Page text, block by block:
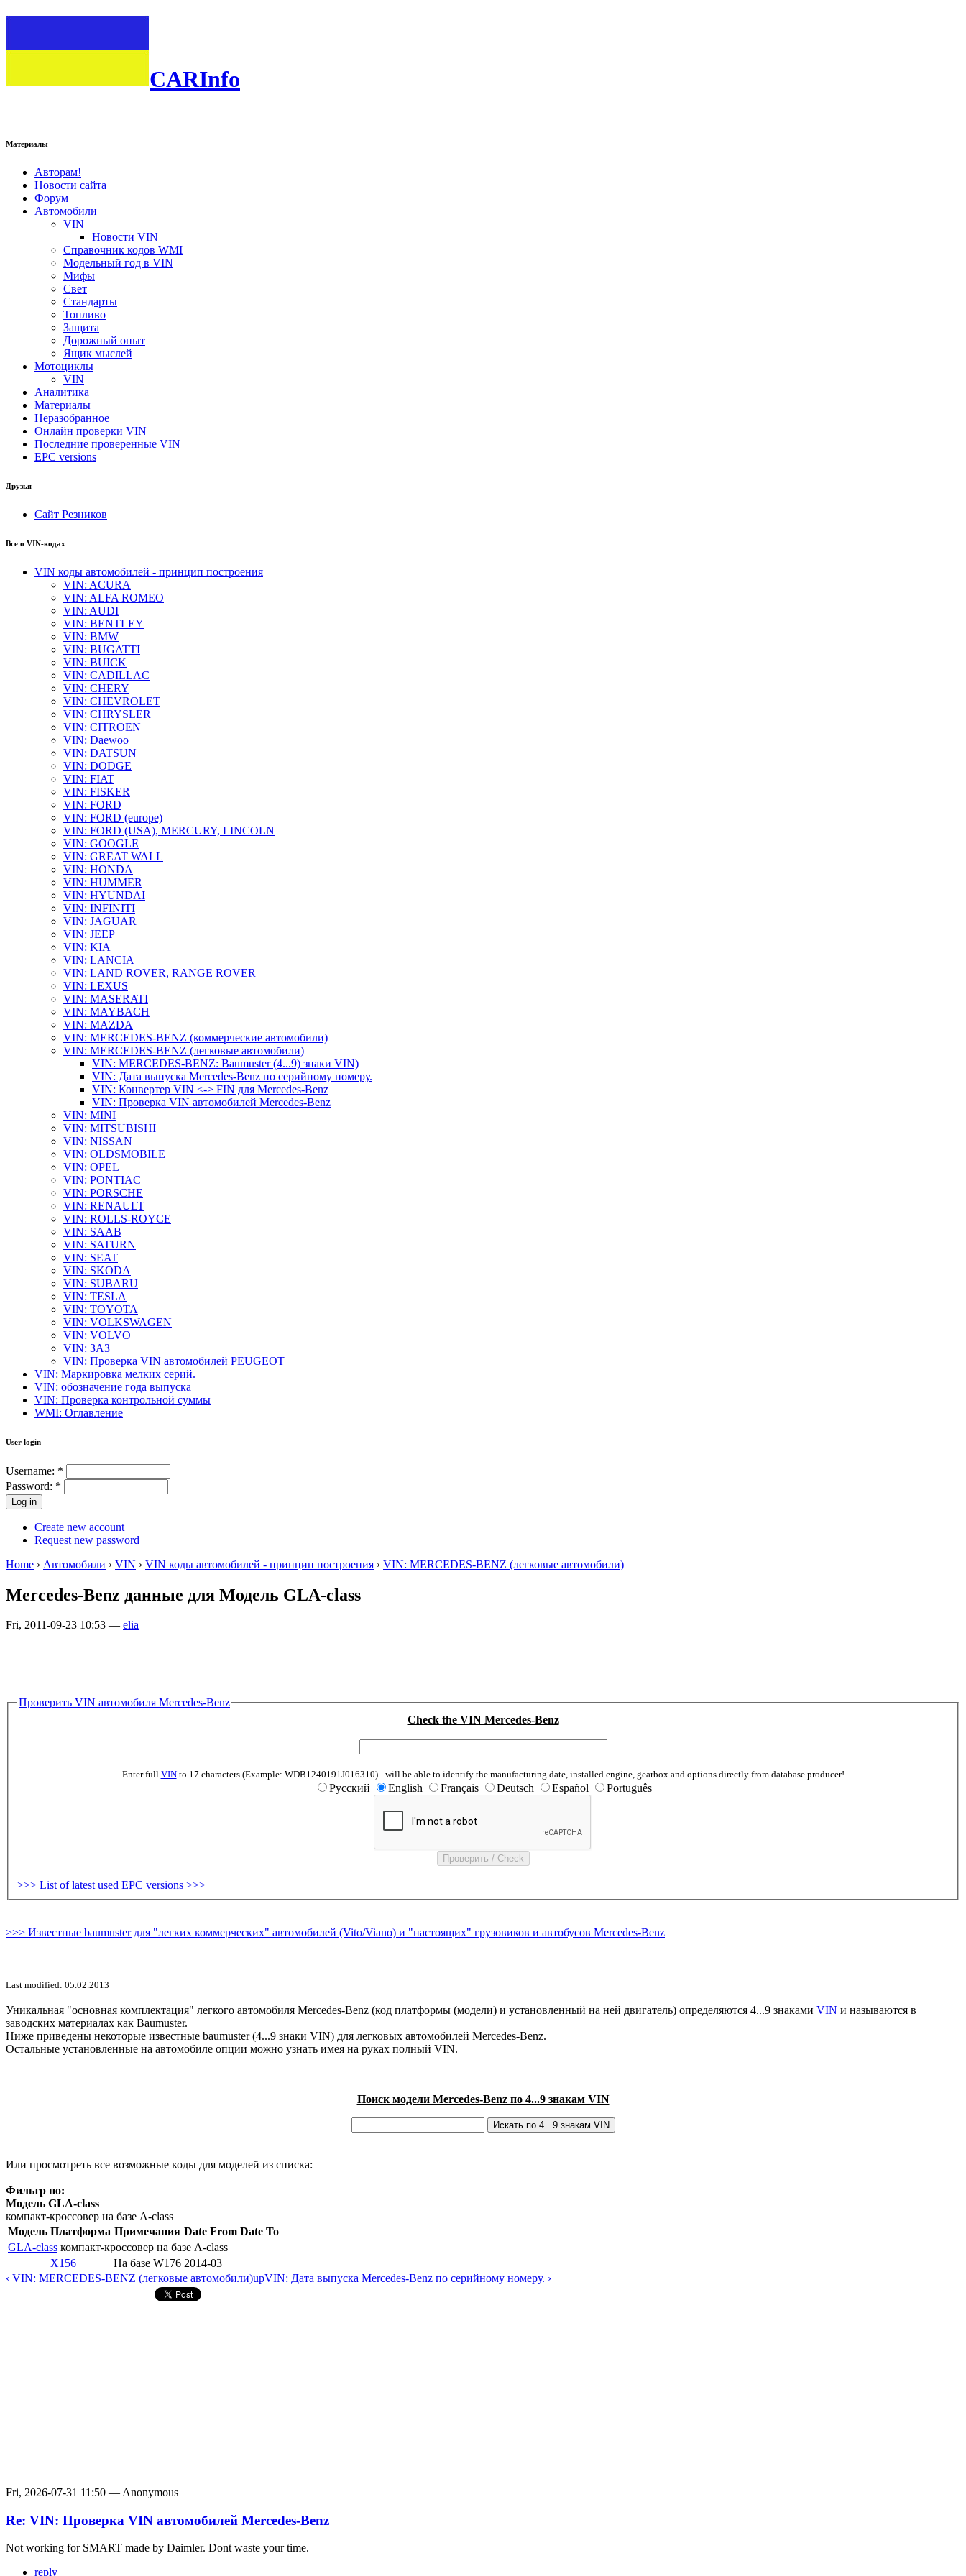
CARInfo
Материалы
Авторам!
Новости сайта
Форум
Автомобили
VIN
Новости VIN
Справочник кодов WMI
Модельный год в VIN
Мифы
Свет
Стандарты
Топливо
Защита
Дорожный опыт
Ящик мыслей
Мотоциклы
VIN
Аналитика
Материалы
Неразобранное
Онлайн проверки VIN
Последние проверенные VIN
EPC versions
Друзья
Сайт Резников
Все о VIN-кодах
VIN коды автомобилей - принцип построения
VIN: ACURA
VIN: ALFA ROMEO
VIN: AUDI
VIN: BENTLEY
VIN: BMW
VIN: BUGATTI
VIN: BUICK
VIN: CADILLAC
VIN: CHERY
VIN: CHEVROLET
VIN: CHRYSLER
VIN: CITROEN
VIN: Daewoo
VIN: DATSUN
VIN: DODGE
VIN: FIAT
VIN: FISKER
VIN: FORD
VIN: FORD (europe)
VIN: FORD (USA), MERCURY, LINCOLN
VIN: GOOGLE
VIN: GREAT WALL
VIN: HONDA
VIN: HUMMER
VIN: HYUNDAI
VIN: INFINITI
VIN: JAGUAR
VIN: JEEP
VIN: KIA
VIN: LANCIA
VIN: LAND ROVER, RANGE ROVER
VIN: LEXUS
VIN: MASERATI
VIN: MAYBACH
VIN: MAZDA
VIN: MERCEDES-BENZ (коммерческие автомобили)
VIN: MERCEDES-BENZ (легковые автомобили)
VIN: MERCEDES-BENZ: Baumuster (4...9) знаки VIN)
VIN: Дата выпуска Mercedes-Benz по серийному номеру.
VIN: Конвертер VIN <-> FIN для Mercedes-Benz
VIN: Проверка VIN автомобилей Mercedes-Benz
VIN: MINI
VIN: MITSUBISHI
VIN: NISSAN
VIN: OLDSMOBILE
VIN: OPEL
VIN: PONTIAC
VIN: PORSCHE
VIN: RENAULT
VIN: ROLLS-ROYCE
VIN: SAAB
VIN: SATURN
VIN: SEAT
VIN: SKODA
VIN: SUBARU
VIN: TESLA
VIN: TOYOTA
VIN: VOLKSWAGEN
VIN: VOLVO
VIN: ЗАЗ
VIN: Проверка VIN автомобилей PEUGEOT
VIN: Маркировка мелких серий.
VIN: обозначение года выпуска
VIN: Проверка контрольной суммы
WMI: Оглавление
User login
Username: *
Password: *
Create new account
Request new password
Home › Автомобили › VIN › VIN коды автомобилей - принцип построения › VIN: MERCEDES-BENZ (легковые автомобили)
Mercedes-Benz данные для Модель GLA-class
Fri, 2011-09-23 10:53 — elia
Проверить VIN автомобиля Mercedes-Benz
Check the VIN Mercedes-Benz
Enter full VINto 17 characters (Example: WDB1240191J016310) - will be able to identify the manufacturing date, installed engine, gearbox and options directly from database producer!
Русский English Français Deutsch Español Português
>>> List of latest used EPC versions >>>
>>> Известные baumuster для "легких коммерческих" автомобилей (Vito/Viano) и "настоящих" грузовиков и автобусов Mercedes-Benz
Last modified: 05.02.2013
Уникальная "основная комплектация" легкого автомобиля Mercedes-Benz (код платформы (модели) и установленный на ней двигатель) определяются 4...9 знаками VIN и называются в
заводских материалах как Baumuster.
Ниже приведены некоторые известные baumuster (4...9 знаки VIN) для легковых автомобилей Mercedes-Benz.
Остальные установленные на автомобиле опции можно узнать имея на руках полный VIN.
Поиск модели Mercedes-Benz по 4...9 знакам VIN
Или просмотреть все возможные коды для моделей из списка:
Фильтр по:
Модель GLA-class
компакт-кроссовер на базе A-class
Модель Платформа Примечания Date From Date To
GLA-class компакт-кроссовер на базе A-class
X156
На базе W176 2014-03
‹ VIN: MERCEDES-BENZ (легковые автомобили)upVIN: Дата выпуска Mercedes-Benz по серийному номеру. ›
Fri, 2026-07-31 11:50 — Anonymous
Re: VIN: Проверка VIN автомобилей Mercedes-Benz
Not working for SMART made by Daimler. Dont waste your time.
reply